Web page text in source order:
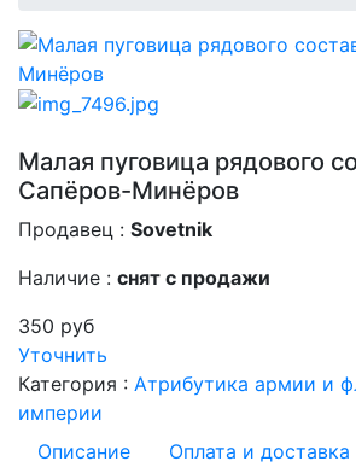
Малая пуговица рядового
Сапёров-Минёров
Продавец : Sovetnik
Наличие : снят с продажи
350 руб
Уточнить
Категория : Атрибутика армии и
империи
Описание
Оплата и доставка